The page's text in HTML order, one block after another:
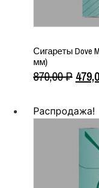
Сигареты Dove
мм)
870,00₽
Распродажа!